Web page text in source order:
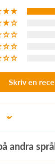
Skriv en
andra